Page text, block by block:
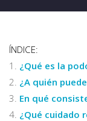
ÍNDICE:
¿Qué es la
¿A quién
En qué
¿Qué cuidado